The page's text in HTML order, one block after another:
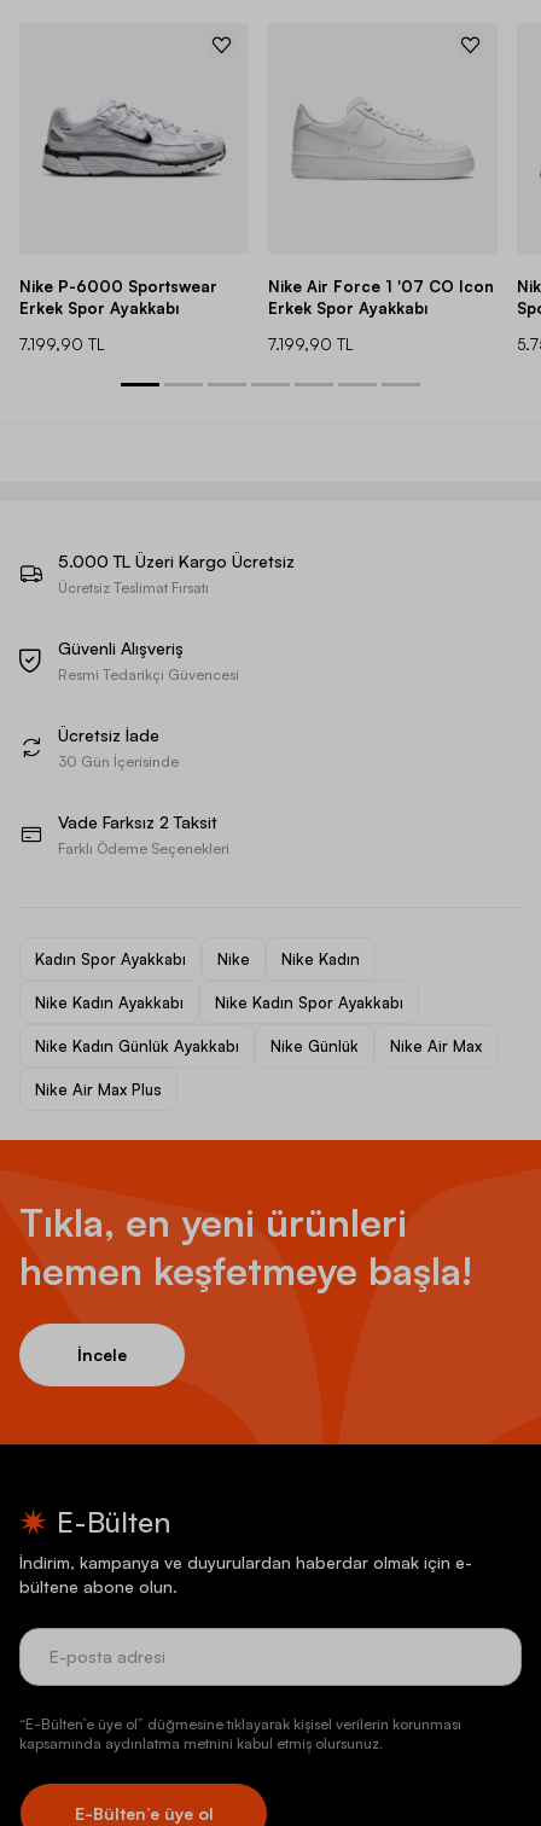
Nike P-6000 Sportswear
Erkek Spor Ayakkabı
7.199,90 TL
Nike Air Force 1 '07 CO Icon
Erkek Spor Ayakkabı
7.199,90 TL
5.000 TL Üzeri Kargo Ücretsiz
Ücretsiz Teslimat Fırsatı
Güvenli Alışveriş
Resmi Tedarikçi Güvencesi
Ücretsiz İade
30 Gün İçerisinde
Vade Farksız 2 Taksit
Farklı Ödeme Seçenekleri
Kadın Spor Ayakkabı Nike Nike Kadın
Nike Kadın Ayakkabı Nike Kadın Spor Ayakkabı
Nike Kadın Günlük Ayakkabı Nike Günlük Nike Air Max
Nike Air Max Plus
Tıkla, en yeni ürünleri
hemen keşfetmeye başla!
İncele
E-Bülten
İndirim, kampanya ve duyurulardan haberdar olmak için e-
bültene abone olun.
“E-Bülten’e üye ol” düğmesine tıklayarak kişisel verilerin korunması
kapsamında aydınlatma metnini kabul etmiş olursunuz.
E-Bülten’e üye ol